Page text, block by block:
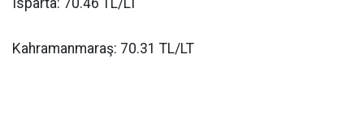
Kahramanmaraş: 70.31 TL/LT